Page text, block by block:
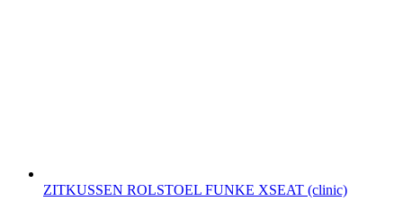
ZITKUSSEN ROLSTOEL FUNKE XSEAT (clinic)